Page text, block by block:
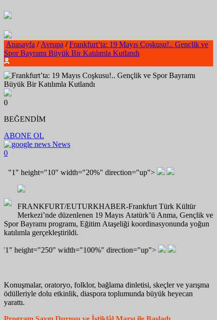
Anasayfa / Avrupa / Frankfurt’ta: 19 Mayıs Coşkusu!.. Gençlik ve
Spor Bayramı Büyük Bir Katılımla Kutlandı
0
BEĞENDİM
ABONE OL
News
0
"1" height="10" width="20%" direction="up">
FRANKFURT/EUTURKHABER-Frankfurt Türk Kültür
Merkezi’nde düzenlenen 19 Mayıs Atatürk’ü Anma, Gençlik ve
Spor Bayramı programı, Eğitim Ataşeliği koordinasyonunda yoğun
katılımla gerçekleştirildi.
width="100%" direction="up">
Konuşmalar, oratoryo, folklor, bağlama dinletisi, skeçler ve yarışma
ödülleriyle dolu etkinlik, diaspora toplumunda büyük heyecan
yarattı.